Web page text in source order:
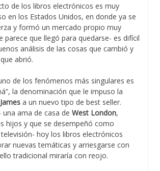
de los libros electrónicos es muy
en los Estados Unidos, en donde ya se
y formó un mercado propio muy
parece que llegó para quedarse- es difícil
análisis de las cosas que cambió y
abrió.
de los fenómenos más singulares es
la denominación que le impuso la
a un nuevo tipo de best seller.
una ama de casa de West London,
hijos y que se desempeñó como
hoy los libros electrónicos
nuevas temáticas y arriesgarse con
tradicional miraría con reojo.